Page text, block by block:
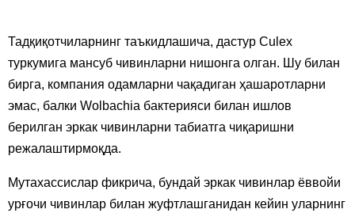
Тадқиқотчиларнинг таъкидлашича, дастур Culex
туркумига мансуб чивинларни нишонга олган. Шу билан
бирга, компания одамларни чақадиган ҳашаротларни
эмас, балки Wolbachia бактерияси билан ишлов
берилган эркак чивинларни табиатга чиқаришни
режалаштирмоқда.
Мутахассислар фикрича, бундай эркак чивинлар ёввойи
урғочи чивинлар билан жуфтлашганидан кейин уларнинг